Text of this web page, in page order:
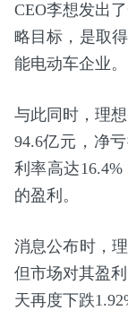
CEO李想发出
略目标，是取
能电动车企业。
与此同时，理
94.6亿元，净
利率高达
的盈利。
消息公布时，
但市场对其盈
天再度下跌